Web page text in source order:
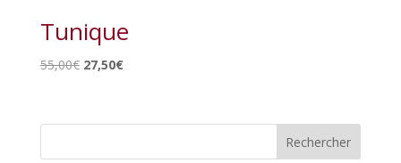
Tunique
55,00€ Le
était :
27,50€Le
est :